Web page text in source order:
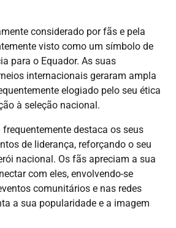
considerado por fãs e pela
visto como um símbolo de
para o Equador. As suas
internacionais geraram ampla
elogiado pelo seu ética
à seleção nacional.
destaca os seus
de liderança, reforçando o seu
nacional. Os fãs apreciam a sua
com eles, envolvendo-se
comunitários e nas redes
a sua popularidade e a imagem